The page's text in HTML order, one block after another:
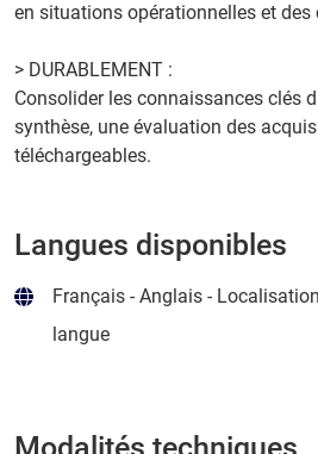
en situations opérationnelles et des
> DURABLEMENT :
Consolider les connaissances clés
synthèse, une évaluation des
téléchargeables.
Langues disponibles
Français - Anglais -
langue